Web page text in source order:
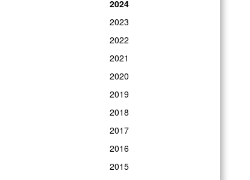
2024
2023
2022
2021
2020
2019
2018
2017
2016
2015